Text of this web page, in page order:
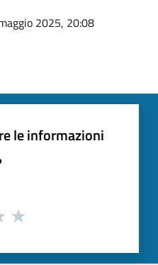
2025, 20:08
le informazioni